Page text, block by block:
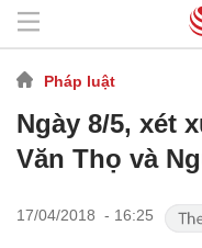
Pháp luật
Ngày 8/5, xét
Văn Thọ và
17/04/2018 - 16:25